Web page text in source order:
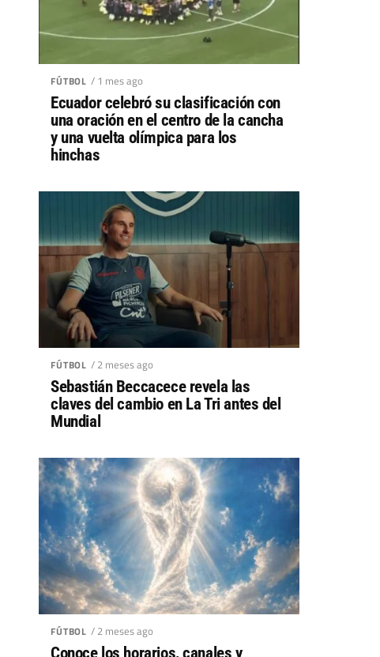
FÚTBOL / 1 mes ago
Ecuador celebró su clasificación con
una oración en el centro de la cancha
y una vuelta olímpica para los
hinchas
FÚTBOL / 2 meses ago
Sebastián Beccacece revela las
claves del cambio en La Tri antes del
Mundial
FÚTBOL / 2 meses ago
Conoce los horarios, canales y